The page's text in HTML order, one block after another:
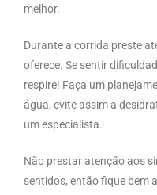
melhor.
Durante a corrida preste
oferece. Se sentir
respire! Faça um
água, evite assim a
um especialista.
Não prestar atenção aos
sentidos, então fique bem